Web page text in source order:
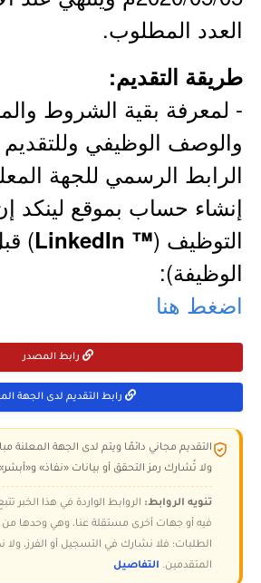
العدد المطلوب.
طريقة التقديم:
- لمعرفة بقية الشروط
والوصف الوظيفي
الرابط الرسمي للجهة
إنشاء حساب بموقع لينكد
التوظيف (™ LinkedIn
)
الوظيفة):
اضغط هنا
رابط المصدر
رابط التقديم لدى الجهة
التقديم مجاني دائمًا ويتم لدى الجهة المعلنة
ولا تُشارك رمز التحقق أو بيانات «نفاذ»
تنويه الروابط: الروابط الواردة في هذا الخبر
فيه أو جهات أخرى مستقلة عنا، وهي وحدها من
الطلبات؛ فلا نشارك في التسجيل أو الفرز، ولا
المتقدمين. التفاصيل